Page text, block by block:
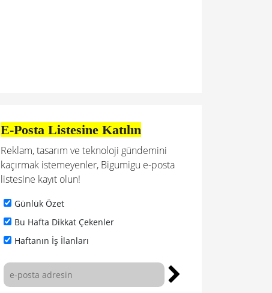
E-Posta Listesine Katılın
Reklam, tasarım ve teknoloji gündemini
kaçırmak istemeyenler, Bigumigu e-posta
listesine kayıt olun!
Günlük Özet
Bu Hafta Dikkat Çekenler
Haftanın İş İlanları